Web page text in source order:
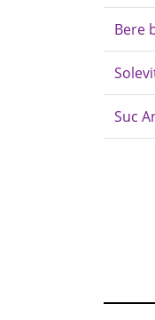
Bere
Suc